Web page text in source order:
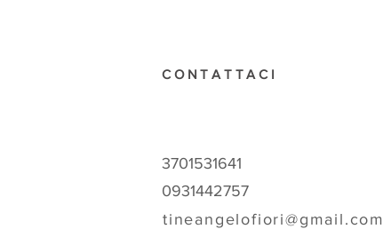
CONTATTACI
3701531641
0931442757
tineangelofiori@gmail.com